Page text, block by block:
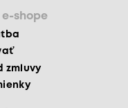
e-shope
zmluvy